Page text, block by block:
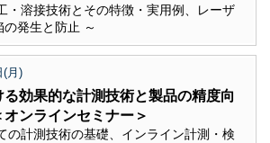
・溶接技術とその特徴・実用例、レーザ
発生と防止 ～
(月)
効果的な計測技術と製品の精度向
ンラインセミナー＞
の計測技術の基礎、インライン計測・検